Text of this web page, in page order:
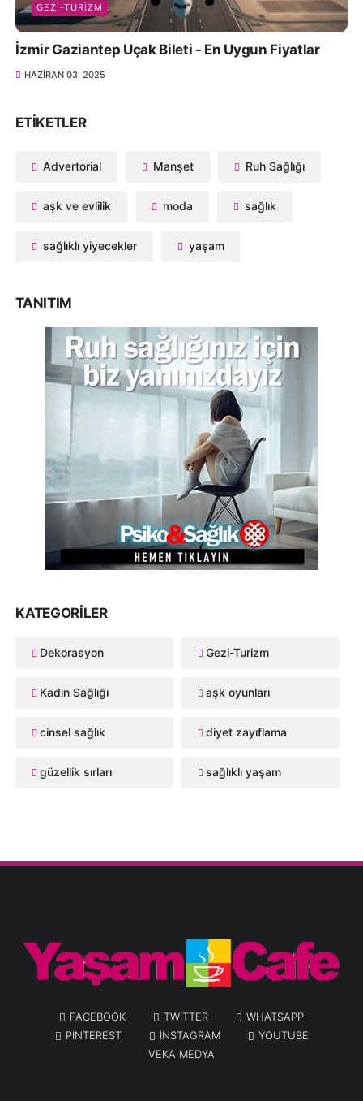
GEZI-TURIZM
İzmir Gaziantep Uçak Bileti - En Uygun Fiyatlar
HAZIRAN 03, 2025
ETIKETLER
Advertorial Manşet Ruh Sağlığı
aşk ve evlilik moda sağlık
sağlıklı yiyecekler yaşam
TANITIM
KATEGORILER
Dekorasyon Gezi-Turizm
Kadın Sağlığı aşk oyunları
cinsel sağlık diyet zayıflama
güzellik sırları sağlıklı yaşam
FACEBOOK TWITTER
WHATSAPP
PINTEREST
INSTAGRAM
YOUTUBE
VEKA MEDYA